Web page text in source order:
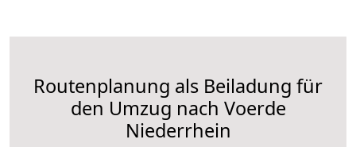
Routenplanung als Beiladung für
den Umzug nach Voerde
Niederrhein